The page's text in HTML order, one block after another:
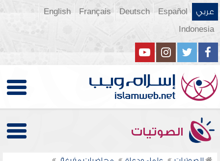
عربي Español
Deutsch
Français
English
Indonesia
الصوتيات